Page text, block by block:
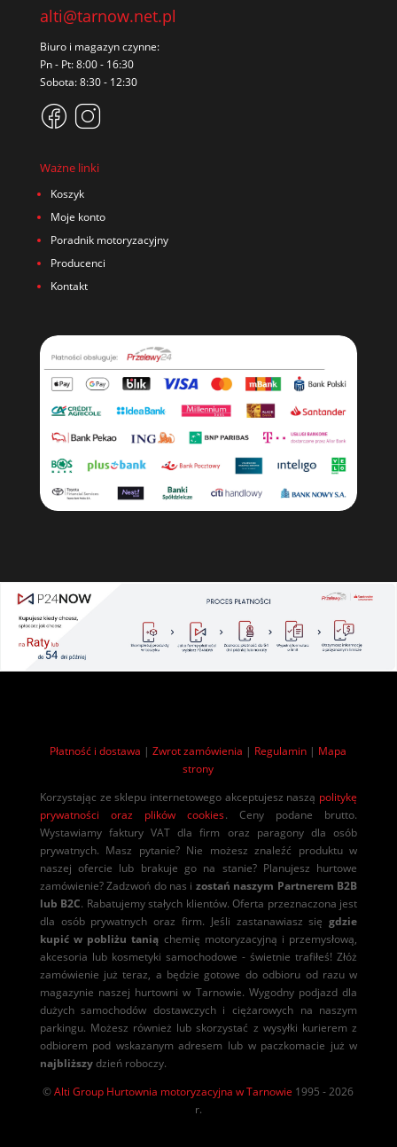
alti@tarnow.net.pl
Biuro i magazyn czynne:
Pn - Pt: 8:00 - 16:30
Sobota: 8:30 - 12:30
Ważne linki
Koszyk
Moje konto
Poradnik motoryzacyjny
Producenci
Kontakt
Płatność i dostawa |Zwrot zamówienia | Regulamin | Mapa
strony
Korzystając ze sklepu internetowego akceptujesz naszą politykę
prywatności oraz plików cookies. Ceny podane brutto.
Wystawiamy faktury VAT dla firm oraz paragony dla osób
prywatnych. Masz pytanie? Nie możesz znaleźć produktu w
naszej ofercie lub brakuje go na stanie? Planujesz hurtowe
zamówienie? Zadzwoń do nas i zostań naszym Partnerem B2B
lub B2C. Rabatujemy stałych klientów. Oferta przeznaczona jest
dla osób prywatnych oraz firm. Jeśli zastanawiasz sięgdzie
kupić w pobliżu tanią chemię motoryzacyjną i przemysłową,
akcesoria lub kosmetyki samochodowe - świetnie trafiłeś! Złóż
zamówienie już teraz, a będzie gotowe do odbioru od razu w
magazynie naszej hurtowni w Tarnowie. Wygodny podjazd dla
dużych samochodów dostawczych i ciężarowych na naszym
parkingu. Możesz również lub skorzystać z wysyłki kurierem z
odbiorem pod wskazanym adresem lub w paczkomacie już w
najbliższydzień roboczy.
©Alti Group Hurtownia motoryzacyjna w Tarnowie 1995 - 2026
r.